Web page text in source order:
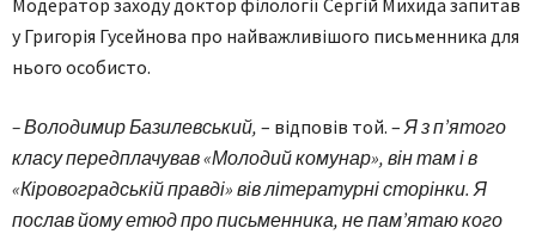
Модератор заходу доктор філології Сергій Михида запитав
у Григорія Гусейнова про найважливішого письменника для
нього особисто.
– Володимир Базилевський, – відповів той. –Я з п’ятого
класу передплачував «Молодий комунар», він там і в
«Кіровоградській правді» вів літературні сторінки. Я
послав йому етюд про письменника, не пам’ятаю кого